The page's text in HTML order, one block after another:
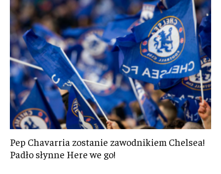
Pep Chavarria zostanie zawodnikiem Chelsea!
Padło słynne Here we go!